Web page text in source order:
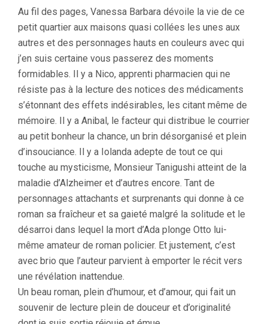
Au fil des pages, Vanessa Barbara dévoile la vie de ce
petit quartier aux maisons quasi collées les unes aux
autres et des personnages hauts en couleurs avec qui
j’en suis certaine vous passerez des moments
formidables. Il y a Nico, apprenti pharmacien qui ne
résiste pas à la lecture des notices des médicaments
s’étonnant des effets indésirables, les citant même de
mémoire. Il y a Anibal, le facteur qui distribue le courrier
au petit bonheur la chance, un brin désorganisé et plein
d’insouciance. Il y a Iolanda adepte de tout ce qui
touche au mysticisme, Monsieur Tanigushi atteint de la
maladie d’Alzheimer et d’autres encore. Tant de
personnages attachants et surprenants qui donne à ce
roman sa fraîcheur et sa gaieté malgré la solitude et le
désarroi dans lequel la mort d’Ada plonge Otto lui-
même amateur de roman policier. Et justement, c’est
avec brio que l’auteur parvient à emporter le récit vers
une révélation inattendue.
Un beau roman, plein d’humour, et d’amour, qui fait un
souvenir de lecture plein de douceur et d’originalité